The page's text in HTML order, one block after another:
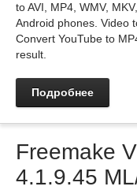
to AVI, MP4, WMV,
Android phones. Video
Convert YouTube to
result.
Подробнее
Freemake
4.1.9.45